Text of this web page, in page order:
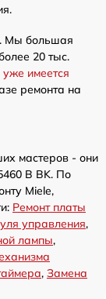
Мы большая
20 тыс.
уже имеется
ремонта на
мастеров - они
B BK. По
Miele,
Ремонт платы
управления,
лампы,
, Замена